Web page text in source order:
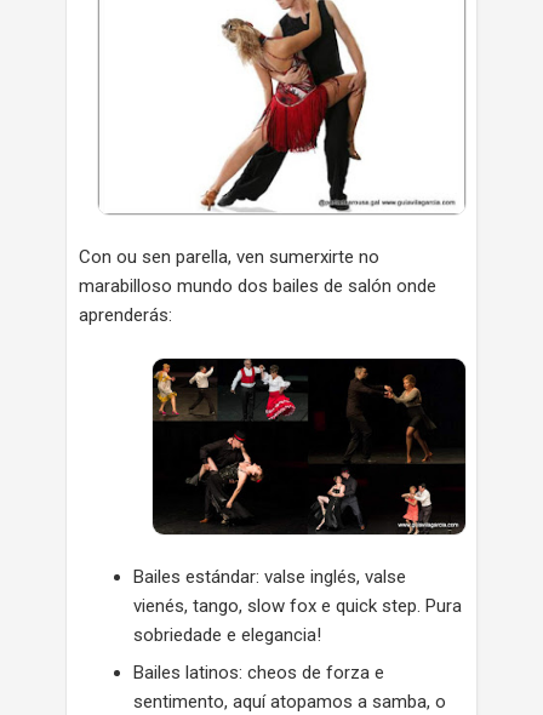
Con ou sen parella, ven sumerxirte no
marabilloso mundo dos bailes de salón onde
aprenderás:
Bailes estándar: valse inglés, valse
vienés, tango, slow fox e quick step. Pura
sobriedade e elegancia!
Bailes latinos: cheos de forza e
sentimento, aquí atopamos a samba, o